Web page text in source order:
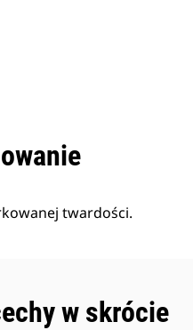
twardości.
w skrócie